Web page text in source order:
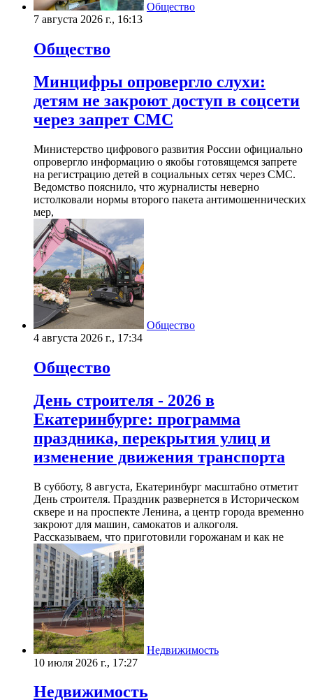
Общество
7 августа 2026 г., 16:13
Общество
Минцифры опровергло слухи:
детям не закроют доступ в соцсети
через запрет СМС
Министерство цифрового развития России официально
опровергло информацию о якобы готовящемся запрете
на регистрацию детей в социальных сетях через СМС.
Ведомство пояснило, что журналисты неверно
истолковали нормы второго пакета антимошеннических
мер,
Общество
4 августа 2026 г., 17:34
Общество
День строителя - 2026 в
Екатеринбурге: программа
праздника, перекрытия улиц и
изменение движения транспорта
В субботу, 8 августа, Екатеринбург масштабно отметит
День строителя. Праздник развернется в Историческом
сквере и на проспекте Ленина, а центр города временно
закроют для машин, самокатов и алкоголя.
Рассказываем, что приготовили горожанам и как не
Недвижимость
10 июля 2026 г., 17:27
Недвижимость